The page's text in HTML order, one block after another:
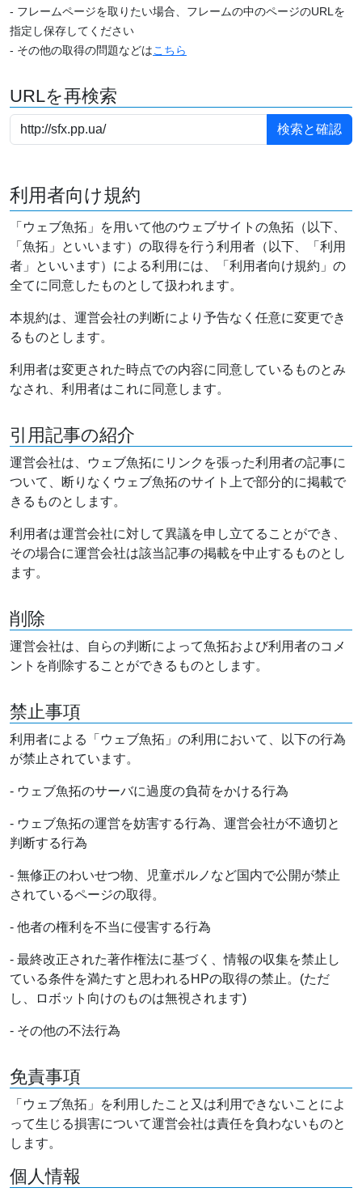
- フレームページを取りたい場合、フレームの中のページのURLを
指定し保存してください
- その他の取得の問題などはこちら
URLを再検索
利用者向け規約
「ウェブ魚拓」を用いて他のウェブサイトの魚拓（以下、
「魚拓」といいます）の取得を行う利用者（以下、「利用
者」といいます）による利用には、「利用者向け規約」の
全てに同意したものとして扱われます。
本規約は、運営会社の判断により予告なく任意に変更でき
るものとします。
利用者は変更された時点での内容に同意しているものとみ
なされ、利用者はこれに同意します。
引用記事の紹介
運営会社は、ウェブ魚拓にリンクを張った利用者の記事に
ついて、断りなくウェブ魚拓のサイト上で部分的に掲載で
きるものとします。
利用者は運営会社に対して異議を申し立てることができ、
その場合に運営会社は該当記事の掲載を中止するものとし
ます。
削除
運営会社は、自らの判断によって魚拓および利用者のコメ
ントを削除することができるものとします。
禁止事項
利用者による「ウェブ魚拓」の利用において、以下の行為
が禁止されています。
- ウェブ魚拓のサーバに過度の負荷をかける行為
- ウェブ魚拓の運営を妨害する行為、運営会社が不適切と
判断する行為
- 無修正のわいせつ物、児童ポルノなど国内で公開が禁止
されているページの取得。
- 他者の権利を不当に侵害する行為
- 最終改正された著作権法に基づく、情報の収集を禁止し
ている条件を満たすと思われるHPの取得の禁止。(ただ
し、ロボット向けのものは無視されます)
- その他の不法行為
免責事項
「ウェブ魚拓」を利用したこと又は利用できないことによ
って生じる損害について運営会社は責任を負わないものと
します。
個人情報